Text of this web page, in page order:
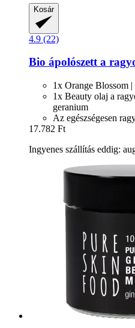
Kosár
4.9 (22)
Bio ápolószett a
1x Orange Blossom
1x Beauty olaj a
geranium
Az egészségesen
17.782 Ft
Ingyenes szállítás eddig: